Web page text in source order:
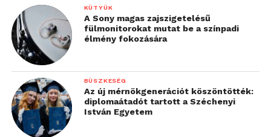
KÜTYÜK
A Sony magas zajszigetelésű
fülmonitorokat mutat be a színpadi
élmény fokozására
BÜSZKESÉG
Az új mérnökgenerációt köszöntötték:
diplomaátadót tartott a Széchenyi
István Egyetem